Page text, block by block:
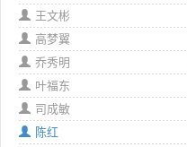
王文彬
高梦翼
乔秀明
叶福东
司成敏
陈红